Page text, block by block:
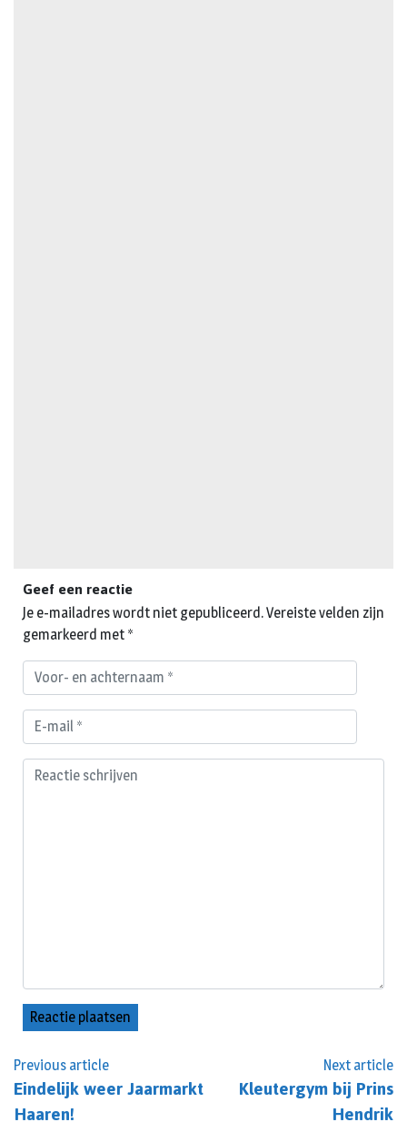
Previous article
Eindelijk weer Jaarmarkt
Haaren!
Next article
Kleutergym bij Prins
Hendrik
Geef een reactie
Je e-mailadres wordt niet gepubliceerd.Vereiste velden zijn
gemarkeerd met *